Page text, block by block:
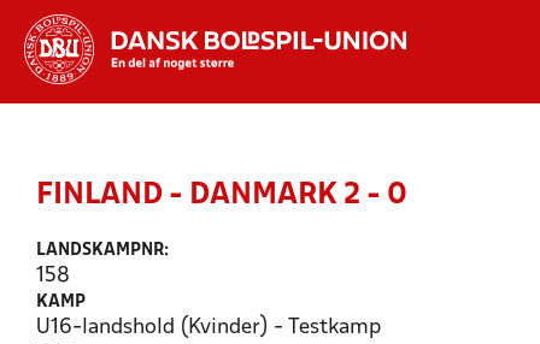
FINLAND - DANMARK 2 - 0
LANDSKAMPNR:
158
KAMP
U16-landshold (Kvinder) - Testkamp